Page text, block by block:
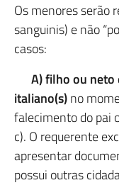
Os menores serão
sanguinis) e não
casos:
A) filho ou neto
italiano(s)no
falecimento do pai
c). O requerente
apresentar
possui outras